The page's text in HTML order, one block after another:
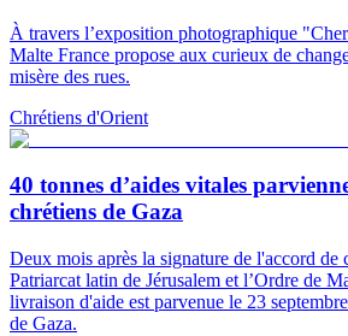
À travers l’exposition photographique
Malte France propose aux curieux de
misère des rues.
Chrétiens d'Orient
40 tonnes d’aides vitales
chrétiens de Gaza
Deux mois après la signature de l'accord de
Patriarcat latin de Jérusalem et l’Ordre de
livraison d'aide est parvenue le 23
de Gaza.